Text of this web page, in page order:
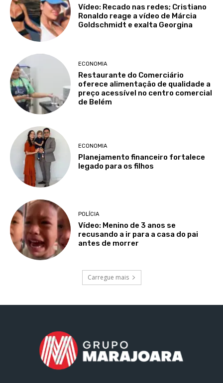
Vídeo: Recado nas redes; Cristiano
Ronaldo reage a vídeo de Márcia
Goldschmidt e exalta Georgina
ECONOMIA
Restaurante do Comerciário
oferece alimentação de qualidade a
preço acessível no centro comercial
de Belém
ECONOMIA
Planejamento financeiro fortalece
legado para os filhos
POLÍCIA
Vídeo: Menino de 3 anos se
recusando a ir para a casa do pai
antes de morrer
Carregue mais